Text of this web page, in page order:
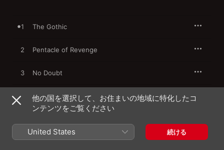
1 The Gothic
2 Pentacle of Revenge
3 No Doubt
4 The Noise (ESAI Remix)
6 Sealed Fear -Insert-
他の国を選択して、お住まいの地域に特化したコ
ンテンツをご覧ください
United States 続ける